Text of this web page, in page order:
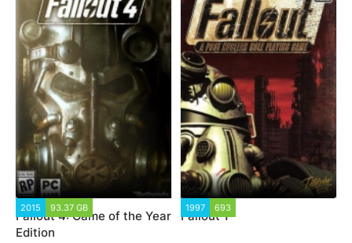
2015 93.37 GB
Fallout 4: Game of the Year
Edition
1997 693
Fallout 1